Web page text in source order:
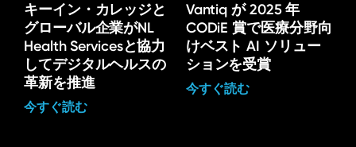
キーイン・カレッジと
グローバル企業がNL
Health Servicesと協力
してデジタルヘルスの
革新を推進
今すぐ読む
Vantiq が 2025 年
CODiE 賞で医療分野向
けベスト AI ソリュー
ションを受賞
今すぐ読む